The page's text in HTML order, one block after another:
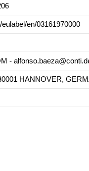
en/03161970000
-
HANNOVER,